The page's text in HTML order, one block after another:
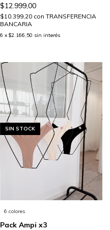
$12.999,00
$10.399,20 con TRANSFERENCIA
BANCARIA
6 x $2.166,50 sin interés
SIN STOCK
6 colores
Pack Ampi x3